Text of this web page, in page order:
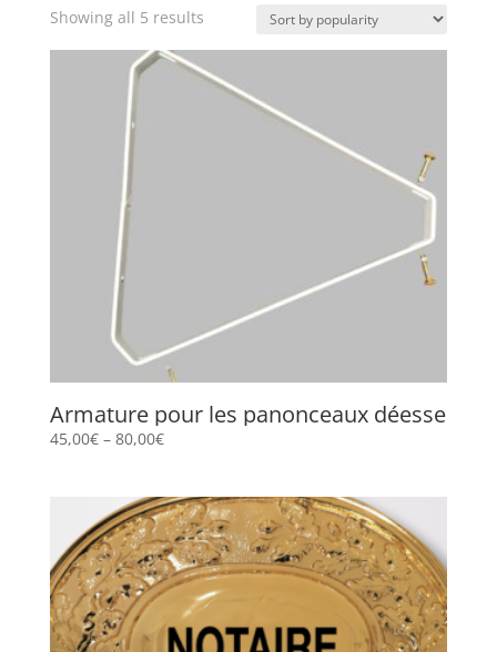
Showing all 5 results
Armature pour les panonceaux déesse
45,00€– 80,00€